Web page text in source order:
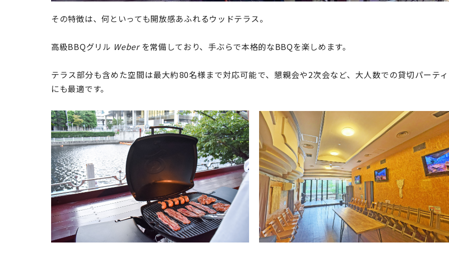
その特徴は、何といっても開放感あふれるウッドテラス。
高級BBQグリル Weberを常備しており、手ぶらで本格的なBBQを楽しめます。
テラス部分も含めた空間は最大約80名様まで対応可能で、懇親会や2次会など、大人数での貸切パーテ
にも最適です。